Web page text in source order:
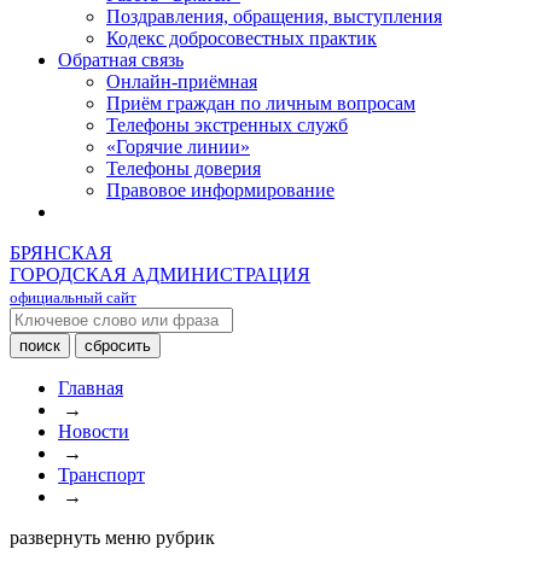
Поздравления, обращения, выступления
Кодекс добросовестных практик
Обратная связь
Онлайн-приёмная
Приём граждан по личным вопросам
Телефоны экстренных служб
«Горячие линии»
Телефоны доверия
Правовое информирование
БРЯНСКАЯ
ГОРОДСКАЯ АДМИНИСТРАЦИЯ
официальный сайт
Главная
→
Новости
→
Транспорт
→
развернуть меню рубрик